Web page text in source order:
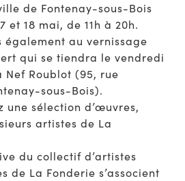
de Fontenay-sous-Bois
et 18 mai, de 11h à 20h.
également au vernissage
qui se tiendra le vendredi
Nef Roublot (95, rue
sous-Bois).
une sélection d’œuvres,
artistes de La
du collectif d’artistes
de La Fonderie s’associent